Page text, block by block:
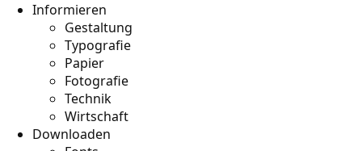
Informieren
Gestaltung
Typografie
Papier
Fotografie
Technik
Wirtschaft
Downloaden